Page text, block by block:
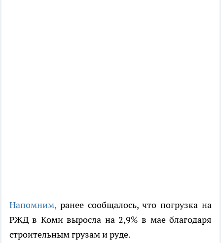
Напомним, ранее сообщалось, что погрузка на
РЖД в Коми выросла на 2,9% в мае благодаря
строительным грузам и руде.